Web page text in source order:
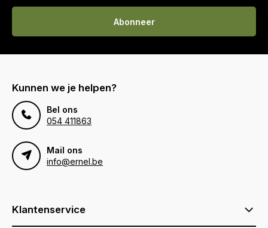
Abonneer
Kunnen we je helpen?
Bel ons
054 411863
Mail ons
info@ernel.be
Klantenservice